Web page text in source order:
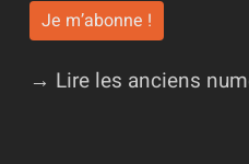
→ Lire les anciens